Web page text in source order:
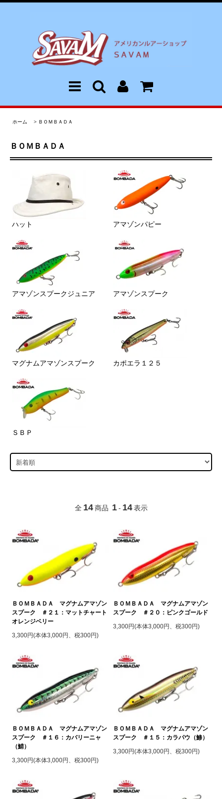
ホーム > ＢＯＭＢＡＤＡ
ＢＯＭＢＡＤＡ
ハット アマゾンパピー
アマゾンスプークジュニア アマゾンスプーク
マグナムアマゾンスプーク カポエラ１２５
ＳＢＰ
全 14 商品 1 - 14 表示
ＢＯＭＢＡＤＡ マグナムアマゾン
スプーク ＃２１：マットチャート
オレンジベリー
3,300円(本体3,000円、税300円)
ＢＯＭＢＡＤＡ マグナムアマゾン
スプーク ＃２０：ピンクゴールド
3,300円(本体3,000円、税300円)
ＢＯＭＢＡＤＡ マグナムアマゾン
スプーク ＃１６：カバリーニャ
（鯖）
3,300円(本体3,000円、税300円)
ＢＯＭＢＡＤＡ マグナムアマゾン
スプーク ＃１５：カラパウ（鯵）
3,300円(本体3,000円、税300円)